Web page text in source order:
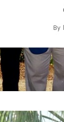
By